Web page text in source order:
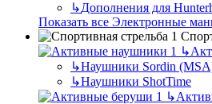
↳Дополнения для
Показать все Электронные
↳
↳Наушники Sordin
↳Наушники ShotTime
↳